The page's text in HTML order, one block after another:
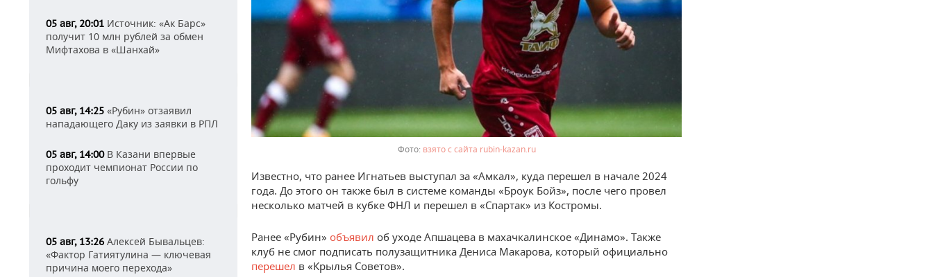
05 авг, 20:01 Источник: «Ак Барс»
получит 10 млн рублей за обмен
Мифтахова в «Шанхай»
05 авг, 14:25 «Рубин» отзаявил
нападающего Даку из заявки в РПЛ
05 авг, 14:00В Казани впервые
проходит чемпионат России по
гольфу
05 авг, 13:26 Алексей Бывальцев:
«Фактор Гатиятулина — ключевая
причина моего перехода»
взято с сайта rubin-kazan.ru
Известно, что ранее Игнатьев выступал за «Амкал», куда перешел в начале 2024
года. До этого он также был в системе команды «Броук Бойз», после чего провел
несколько матчей в кубке ФНЛ и перешел в «Спартак» из Костромы.
Ранее «Рубин» объявил об уходе Апшацева в махачкалинское «Динамо». Также
клуб не смог подписать полузащитника Дениса Макарова, который официально
перешел в «Крылья Советов».